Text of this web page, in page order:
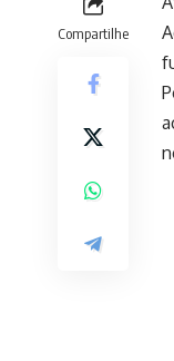
Compartilhe